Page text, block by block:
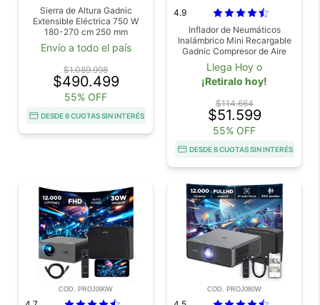
Sierra de Altura Gadnic
Extensible Eléctrica 750 W
180-270 cm 250 mm
Envío a todo el país
$1.089.998
$490.499
55% OFF
DESDE 6 CUOTAS SIN INTERÉS
4.9
Inflador de Neumáticos
Inalámbrico Mini Recargable
Gadnic Compresor de Aire
Llega Hoy o
¡Retiralo hoy!
$114.664
$51.599
55% OFF
DESDE 6 CUOTAS SIN INTERÉS
COD. PROJ090W COD. PROJ080W